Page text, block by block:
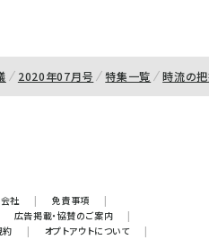
2020年07月号 特集一覧 時流の
社 | 免責事項
|
広告掲載・協賛のご案内
|
約 | オプトアウトについて
|